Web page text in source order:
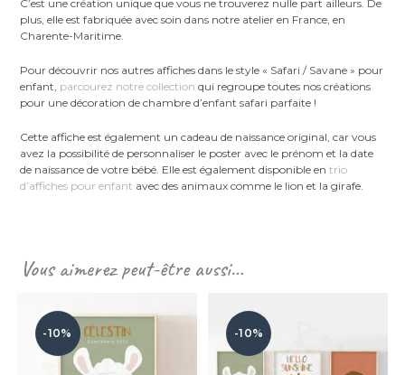
C’est une création unique que vous ne trouverez nulle part ailleurs. De
plus, elle est fabriquée avec soin dans notre atelier en France, en
Charente-Maritime.
Pour découvrir nos autres affiches dans le style « Safari / Savane » pour
enfant, parcourez notre collection qui regroupe toutes nos créations
pour une décoration de chambre d’enfant safari parfaite !
Cette affiche est également un cadeau de naissance original, car vous
avez la possibilité de personnaliser le poster avec le prénom et la date
de naissance de votre bébé. Elle est également disponible entrio
d’affiches pour enfant avec des animaux comme le lion et la girafe.
Vous aimerez peut-être aussi…
-10% -10%